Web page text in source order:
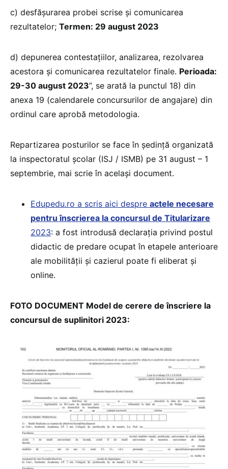
c) desfăşurarea probei scrise şi comunicarea
rezultatelor; Termen: 29 august 2023
d) depunerea contestaţiilor, analizarea, rezolvarea
acestora şi comunicarea rezultatelor finale. Perioada:
29-30 august 2023”, se arată la punctul 18) din
anexa 19 (calendarele concursurilor de angajare) din
ordinul care aprobă metodologia.
Repartizarea posturilor se face în ședință organizată
la inspectoratul școlar (ISJ / ISMB) pe 31 august – 1
septembrie, mai scrie în același document.
Edupedu.ro a scris aici despre actele necesare
pentru înscrierea la concursul de Titularizare
2023: a fost introdusă declarația privind postul
didactic de predare ocupat în etapele anterioare
ale mobilității și cazierul poate fi eliberat și
online.
FOTO DOCUMENT Model de cerere de înscriere la
concursul de suplinitori 2023: